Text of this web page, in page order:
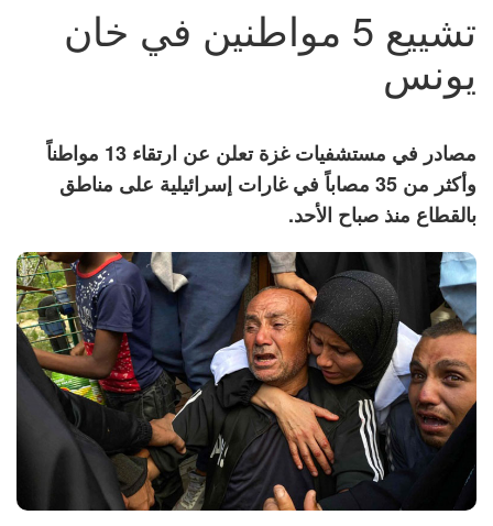
تشييع 5 مواطنين في خان
يونس
مصادر في مستشفيات غزة تعلن عن ارتقاء 13 مواطناً
وأكثر من 35 مصاباً في غارات إسرائيلية على مناطق
بالقطاع منذ صباح الأحد.